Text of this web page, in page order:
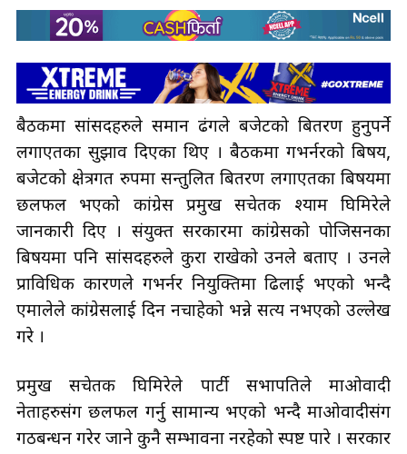
बैठकमा सांसदहरुले समान ढंगले बजेटको बितरण हुनुपर्ने
लगाएतका सुझाव दिएका थिए । बैठकमा गभर्नरको बिषय,
बजेटको क्षेत्रगत रुपमा सन्तुलित बितरण लगाएतका बिषयमा
छलफल भएको कांग्रेस प्रमुख सचेतक श्याम घिमिरेले
जानकारी दिए । संयुक्त सरकारमा कांग्रेसको पोजिसनका
बिषयमा पनि सांसदहरुले कुरा राखेको उनले बताए । उनले
प्राविधिक कारणले गभर्नर नियुक्तिमा ढिलाई भएको भन्दै
एमालेले कांग्रेसलाई दिन नचाहेको भन्ने सत्य नभएको उल्लेख
गरे ।
प्रमुख सचेतक घिमिरेले पार्टी सभापतिले माओवादी
नेताहरुसंग छलफल गर्नु सामान्य भएको भन्दै माओवादीसंग
गठबन्धन गरेर जाने कुनै सम्भावना नरहेको स्पष्ट पारे । सरकार